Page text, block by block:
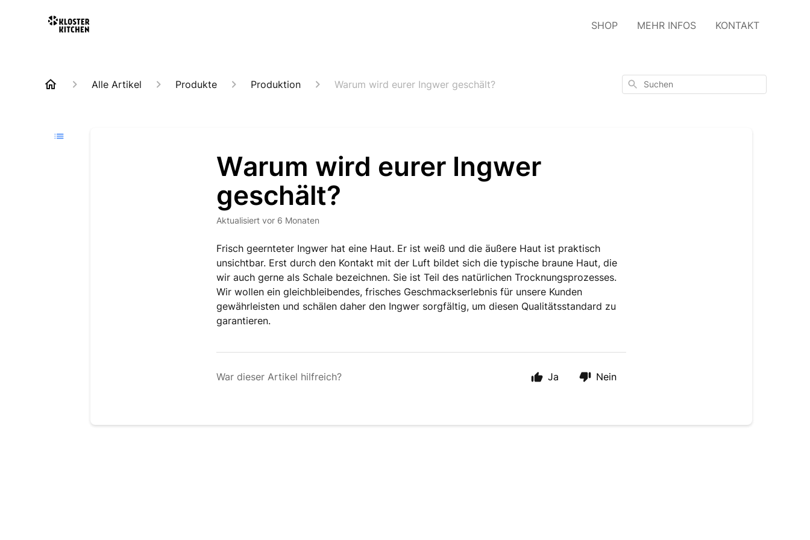
SHOP MEHR INFOS KONTAKT
Alle Artikel Produkte Produktion Warum wird eurer Ingwer geschält? Suchen
Warum wird eurer Ingwer
geschält?
Aktualisiert vor 6 Monaten
Frisch geernteter Ingwer hat eine Haut. Er ist weiß und die äußere Haut ist praktisch
unsichtbar. Erst durch den Kontakt mit der Luft bildet sich die typische braune Haut, die
wir auch gerne als Schale bezeichnen. Sie ist Teil des natürlichen Trocknungsprozesses.
Wir wollen ein gleichbleibendes, frisches Geschmackserlebnis für unsere Kunden
gewährleisten und schälen daher den Ingwer sorgfältig, um diesen Qualitätsstandard zu
garantieren.
War dieser Artikel hilfreich? Ja Nein